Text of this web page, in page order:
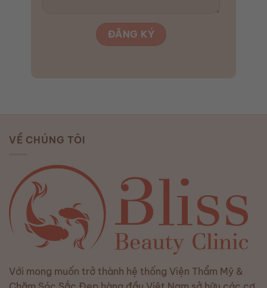
VỀ CHÚNG TÔI
Với mong muốn trở thành hệ thống Viện Thẩm Mỹ &